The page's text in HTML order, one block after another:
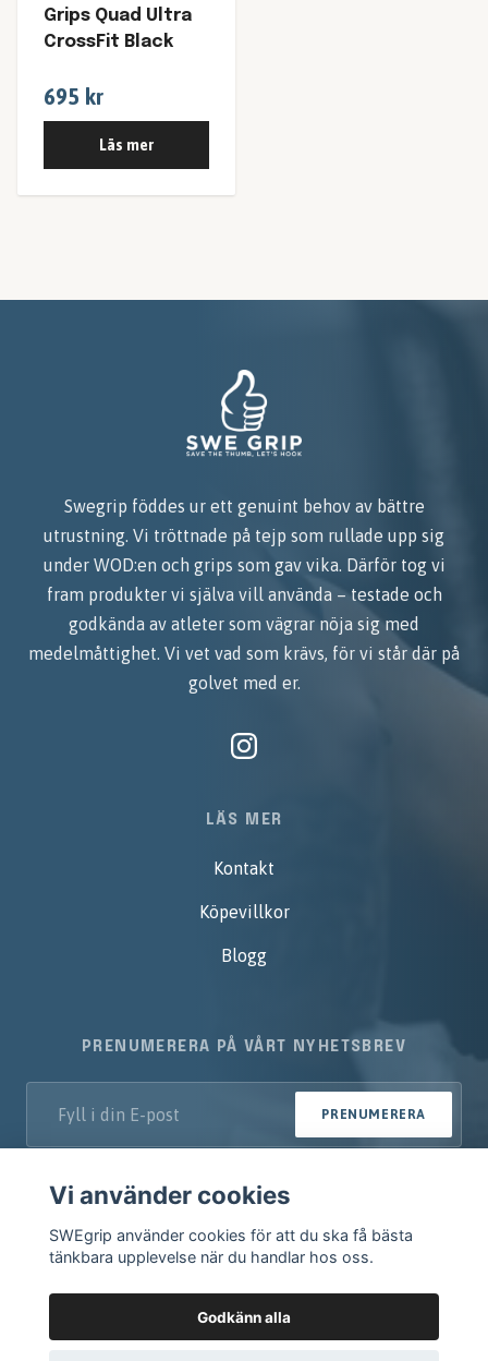
Grips Quad Ultra
CrossFit Black
695 kr
Läs mer
Swegrip föddes ur ett genuint behov av bättre
utrustning. Vi tröttnade på tejp som rullade upp sig
under WOD:en och grips som gav vika. Därför tog vi
fram produkter vi själva vill använda – testade och
godkända av atleter som vägrar nöja sig med
medelmåttighet. Vi vet vad som krävs, för vi står där på
golvet med er.
LÄS MER
Kontakt
Köpevillkor
Blogg
PRENUMERERA PÅ VÅRT NYHETSBREV
PRENUMERERA
Vi använder cookies
SWEgrip använder cookies för att du ska få bästa
tänkbara upplevelse när du handlar hos oss.
Godkänn alla